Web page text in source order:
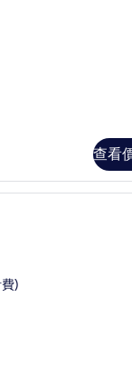
查看
級寢具、羽絨被、
)